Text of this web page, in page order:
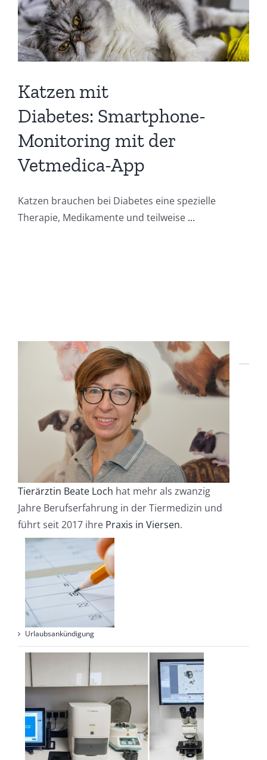
Katzen mit
Diabetes: Smartphone-
Monitoring mit der
Vetmedica-App
Katzen brauchen bei Diabetes eine spezielle
Therapie, Medikamente und teilweise ...
Tierärztin Beate Loch hat mehr als zwanzig
Jahre Berufserfahrung in der Tiermedizin und
führt seit 2017 ihre Praxis in Viersen.
Urlaubsankündigung